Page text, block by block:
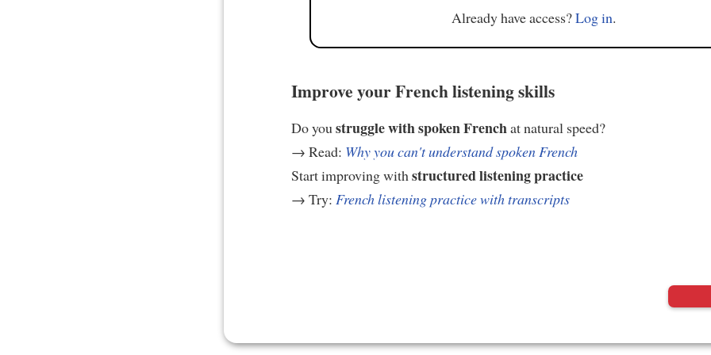
Already have access?Log in.
Improve your French listening skills
Do you struggle with spoken Frenchat natural speed?
→ Read: Why you can't understand spoken French
Start improving with structured listening practice
→ Try: French listening practice with transcripts